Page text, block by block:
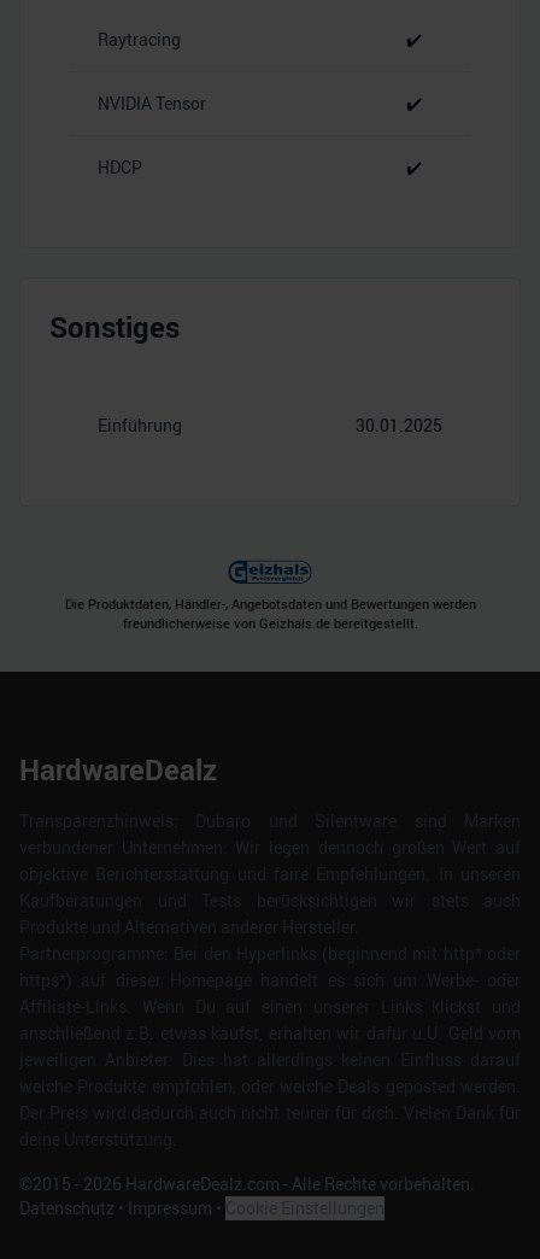
Raytracing ✔️
NVIDIA Tensor ✔️
HDCP ✔️
Sonstiges
Einführung 30.01.2025
Die Produktdaten, Händler-, Angebotsdaten und Bewertungen werden
freundlicherweise von Geizhals.de bereitgestellt.
HardwareDealz
©2015 - 2026 HardwareDealz.com - Alle Rechte vorbehalten.
Datenschutz • Impressum •